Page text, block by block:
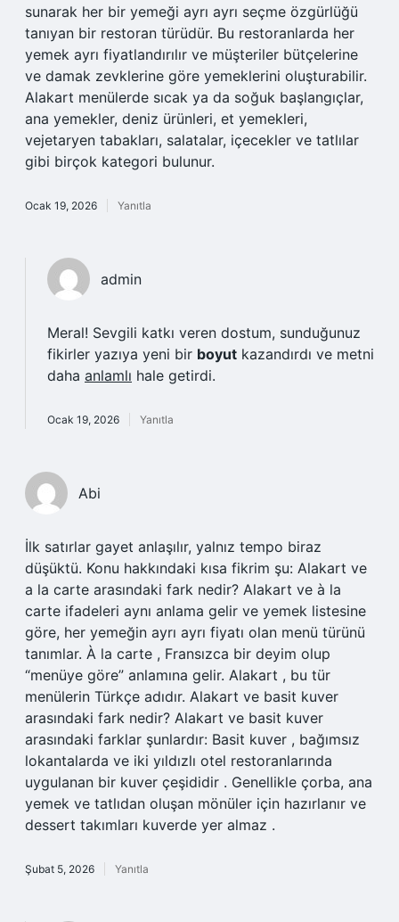
sunarak her bir yemeği ayrı ayrı seçme özgürlüğü
tanıyan bir restoran türüdür. Bu restoranlarda her
yemek ayrı fiyatlandırılır ve müşteriler bütçelerine
ve damak zevklerine göre yemeklerini oluşturabilir.
Alakart menülerde sıcak ya da soğuk başlangıçlar,
ana yemekler, deniz ürünleri, et yemekleri,
vejetaryen tabakları, salatalar, içecekler ve tatlılar
gibi birçok kategori bulunur.
Ocak 19, 2026 Yanıtla
admin
Meral! Sevgili katkı veren dostum, sunduğunuz
fikirler yazıya yeni bir boyut kazandırdı ve metni
daha anlamlı hale getirdi.
Ocak 19, 2026 Yanıtla
Abi
İlk satırlar gayet anlaşılır, yalnız tempo biraz
düşüktü. Konu hakkındaki kısa fikrim şu: Alakart ve
a la carte arasındaki fark nedir? Alakart ve à la
carte ifadeleri aynı anlama gelir ve yemek listesine
göre, her yemeğin ayrı ayrı fiyatı olan menü türünü
tanımlar. À la carte , Fransızca bir deyim olup
“menüye göre” anlamına gelir. Alakart , bu tür
menülerin Türkçe adıdır. Alakart ve basit kuver
arasındaki fark nedir? Alakart ve basit kuver
arasındaki farklar şunlardır: Basit kuver , bağımsız
lokantalarda ve iki yıldızlı otel restoranlarında
uygulanan bir kuver çeşididir . Genellikle çorba, ana
yemek ve tatlıdan oluşan mönüler için hazırlanır ve
dessert takımları kuverde yer almaz .
Şubat 5, 2026 Yanıtla